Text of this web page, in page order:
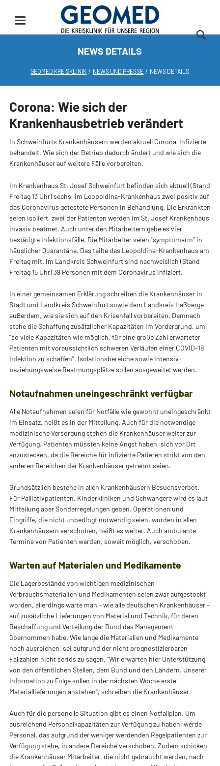
NEWS DETAILS
GEOMED KREISKLINIK NEWS UND PRESSE NEWS DETAILS
Corona: Wie sich der
Krankenhausbetrieb verändert
In Schweinfurts Krankenhäusern werden aktuell Corona-Infizierte
behandelt. Wie sich der Betrieb dadurch ändert und wie sich die
Krankenhäuser auf weitere Fälle vorbereiten.
Im Krankenhaus St. Josef Schweinfurt befinden sich aktuell (Stand
Freitag 13 Uhr) sechs, im Leopoldina-Krankenhaus zwei positiv auf
das Coronavirus getestete Personen in Behandlung. Die Erkrankten
seien isoliert, zwei der Patienten werden im St. Josef Krankenhaus
invasiv beatmet. Auch unter den Mitarbeitern gebe es vier
bestätigte Infektionsfälle. Die Mitarbeiter seien "symptomarm" in
häuslicher Quarantäne. Das teilte das Leopoldina-Krankenhaus am
Freitag mit. Im Landkreis Schweinfurt sind nachweislich (Stand
Freitag 15 Uhr) 39 Personen mit dem Coronavirus infiziert.
In einer gemeinsamen Erklärung schreiben die Krankenhäuser in
Stadt und Landkreis Schweinfurt sowie dem Landkreis Haßberge
außerdem, wie sie sich auf den Krisenfall vorbereiten. Demnach
stehe die Schaffung zusätzlicher Kapazitäten im Vordergrund, um
"so viele Kapazitäten wie möglich, für eine große Zahl erwarteter
Patienten mit voraussichtlich schweren Verläufen einer COVID-19
Infektion zu schaffen". Isolationsbereiche sowie Intensiv-
beziehungsweise Beatmungsplätze sollen ausgeweitet werden.
Notaufnahmen uneingeschränkt verfügbar
Alle Notaufnahmen seien für Notfälle wie gewohnt uneingeschränkt
im Einsatz, heißt es in der Mitteilung. Auch für die notwendige
medizinische Versorgung stehen die Krankenhäuser weiter zur
Verfügung. Patienten müssten keine Angst haben, sich vor Ort
anzustecken, da die Bereiche für infizierte Patieren strikt von den
anderen Bereichen der Krankenhäuser getrennt seien.
Grundsätzlich bestehe in allen Krankenhäusern Besuchsverbot.
Für Palliativpatienten, Kinderkliniken und Schwangere wird es laut
Mitteilung aber Sonderregelungen geben. Operationen und
Eingriffe, die nicht unbedingt notwendig seien, wurden in allen
Krankenhäusern verschoben, heißt es weiter. Auch ambulante
Termine von Patienten werden, soweit möglich, verschoben.
Warten auf Materialen und Medikamente
Die Lagerbestände von wichtigen medizinischen
Verbrauchsmaterialien und Medikamenten seien zwar aufgestockt
worden, allerdings warte man – wie alle deutschen Krankenhäuser –
auf zusätzliche Lieferungen von Material und Technik, für deren
Beschaffung und Verteilung der Bund das Management
übernommen habe. Wie lange die Materialien und Medikamente
noch ausreichen, sei aufgrund der nicht prognostizierbaren
Fallzahlen nicht seriös zu sagen. "Wir erwarten hier Unterstützung
von den öffentlichen Stellen, dem Bund und den Ländern. Unserer
Information zu Folge sollen in der nächsten Woche erste
Materiallieferungen anstehen", schreiben die Krankenhäuser.
Auch für die personelle Situation gibt es einen Notfallplan. Um
ausreichend Personalkapazitäten zur Verfügung zu haben, werde
Personal, das aufgrund der weniger werdenden Regelpatienten zur
Verfügung stehe, in andere Bereiche verschoben. Zudem schicken
die Krankenhäuser Mitarbeiter, die nicht gebraucht werden, nach